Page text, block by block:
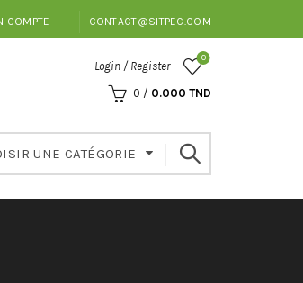
COMPTE CONTACT@SITPEC.COM
Login / Register
0
0 / 0.000 TND
UNE CATÉGORIE